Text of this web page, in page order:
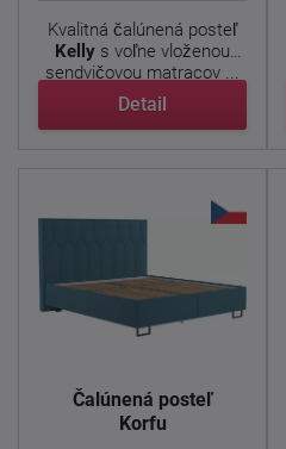
Kvalitná čalúnená posteľ
Kelly s voľne vloženou
sendvičovou matracov ...
Detail
Čalúnená posteľ
Korfu